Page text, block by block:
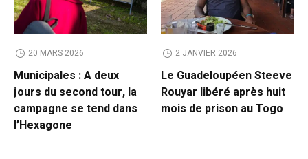
20 MARS 2026
Municipales : A deux
jours du second tour, la
campagne se tend dans
l’Hexagone
2 JANVIER 2026
Le Guadeloupéen Steeve
Rouyar libéré après huit
mois de prison au Togo